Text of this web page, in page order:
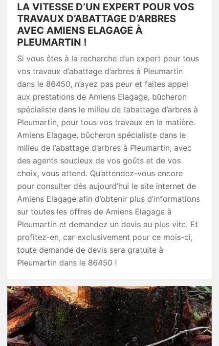
LA VITESSE D’UN EXPERT POUR VOS
TRAVAUX D’ABATTAGE D’ARBRES
AVEC AMIENS ELAGAGE À
PLEUMARTIN !
Si vous êtes à la recherche d’un expert pour tous
vos travaux d’abattage d’arbres à Pleumartin
dans le 86450, n’ayez pas peur et faites appel
aux prestations de Amiens Elagage, bûcheron
spécialiste dans le milieu de l’abattage d’arbres à
Pleumartin, pour tous vos travaux en la matière.
Amiens Elagage, bûcheron spécialiste dans le
milieu de l’abattage d’arbres à Pleumartin, avec
des agents soucieux de vos goûts et de vos
choix, vous attend. Qu’attendez-vous encore
pour consulter dès aujourd’hui le site internet de
Amiens Elagage afin d’obtenir plus d’informations
sur toutes les offres de Amiens Elagage à
Pleumartin et demandez un devis au plus vite. Et
profitez-en, car exclusivement pour ce mois-ci,
toute demande de devis sera gratuite à
Pleumartin dans le 86450 !